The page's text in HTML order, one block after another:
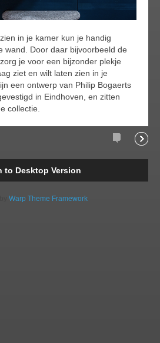
in je kamer kun je handig
wand. Door daar bijvoorbeeld de
je voor een bijzonder plekje
ziet en wilt laten zien in je
een ontwerp van Philip Bogaerts
in Eindhoven, en zitten
collectie.
Comments
to Desktop Version
Warp Theme Framework